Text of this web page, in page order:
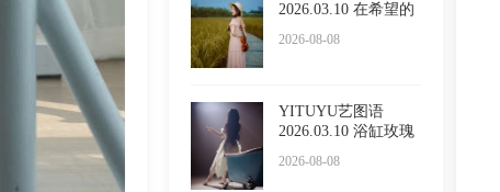
2026.03.10 在希望的
2026-08-08
YITUYU艺图语
2026.03.10 浴缸玫瑰
2026-08-08